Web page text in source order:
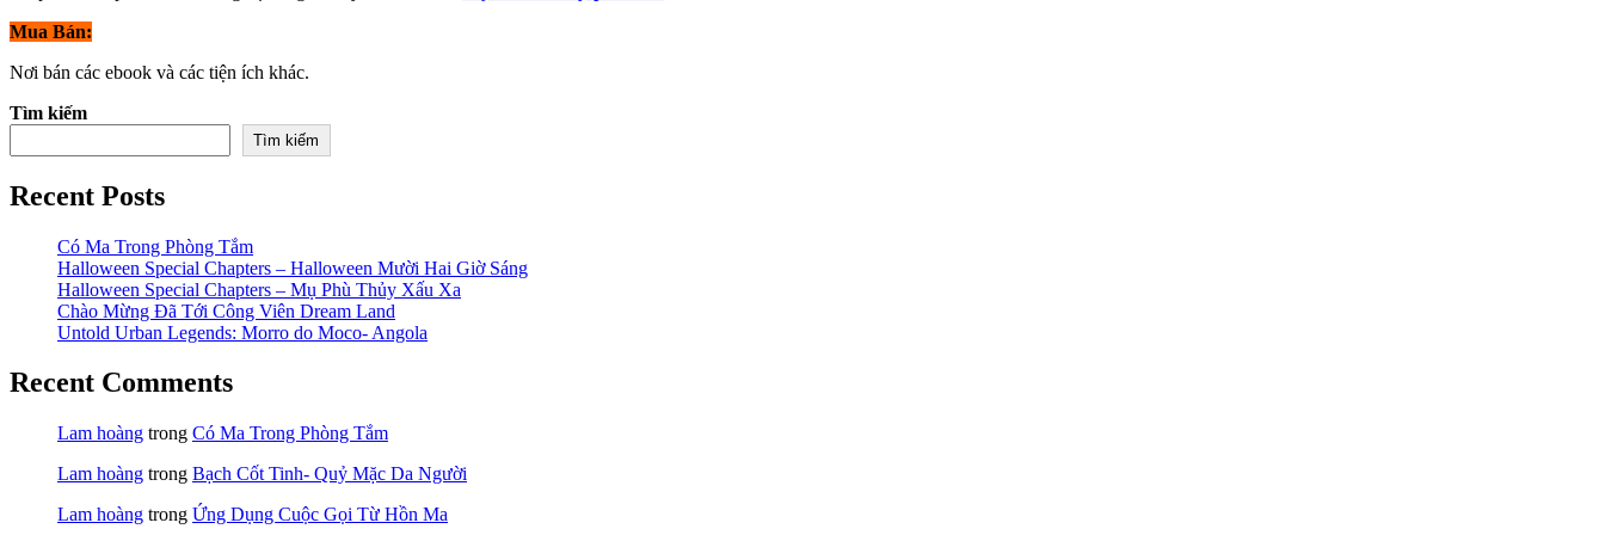
Mua Bán:
Nơi bán các ebook và các tiện ích khác.
Tìm kiếm
Tìm kiếm
Recent Posts
Có Ma Trong Phòng Tắm
Halloween Special Chapters – Halloween Mười Hai Giờ Sáng
Halloween Special Chapters – Mụ Phù Thủy Xấu Xa
Chào Mừng Đã Tới Công Viên Dream Land
Untold Urban Legends: Morro do Moco- Angola
Recent Comments
Lam hoàng trong Có Ma Trong Phòng Tắm
Lam hoàng trong Bạch Cốt Tinh- Quỷ Mặc Da Người
Lam hoàng trong Ứng Dụng Cuộc Gọi Từ Hồn Ma